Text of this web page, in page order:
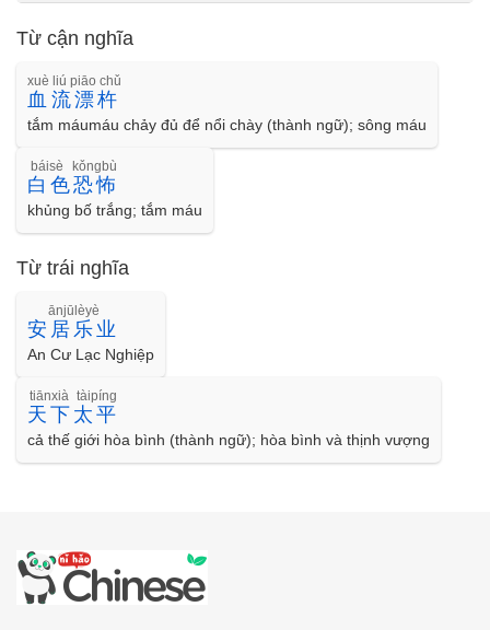
Từ cận nghĩa
血流漂杵
xuè liú piāo chǔ
tắm máumáu chảy đủ để nổi chày (thành ngữ); sông máu
白色恐怖
báisè kǒngbù
khủng bố trắng; tắm máu
Từ trái nghĩa
安居乐业
ānjūlèyè
An Cư Lạc Nghiệp
天下太平
tiānxià tàipíng
cả thế giới hòa bình (thành ngữ); hòa bình và thịnh vượng